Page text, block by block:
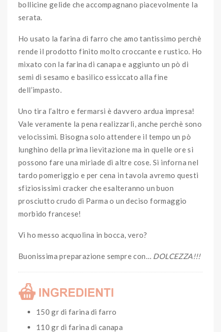
bollicine gelide che accompagnano piacevolmente la
serata.
Ho usato la farina di farro che amo tantissimo perchè
rende il prodotto finito molto croccante e rustico. Ho
mixato con la farina di canapa e aggiunto un pò di
semi di sesamo e basilico essiccato alla fine
dell’impasto.
Uno tira l’altro e fermarsi è davvero ardua impresa!
Vale veramente la pena realizzarli, anche perchè sono
velocissimi. Bisogna solo attendere il tempo un pò
lunghino della prima lievitazione ma in quelle ore si
possono fare una miriade di altre cose. Si inforna nel
tardo pomeriggio e per cena in tavola avremo questi
sfiziosissimi cracker che esalteranno un buon
prosciutto crudo di Parma o un deciso formaggio
morbido francese!
Vi ho messo acquolina in bocca, vero?
Buonissima preparazione sempre con… DOLCEZZA!!!
150 gr di farina di farro
110 gr di farina di canapa